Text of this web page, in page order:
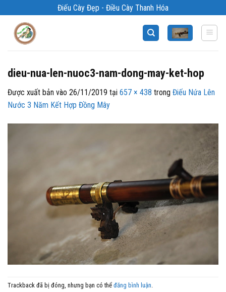
qua
Điếu Cày Đẹp - Điều Cày Thanh Hóa
dieu-nua-len-nuoc3-nam-dong-may-ket-hop
Được xuất bản vào 26/11/2019 tại 657 × 438 trong Điếu Nứa Lên
Nước 3 Năm Kết Hợp Đồng Mây
Trackback đã bị đóng, nhưng bạn có thể đăng bình luận.